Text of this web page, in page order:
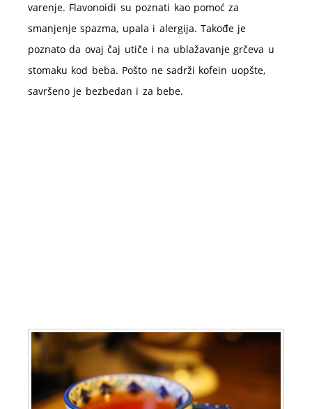
varenje. Flavonoidi su poznati kao pomoć za
smanjenje spazma, upala i alergija. Takođe je
poznato da ovaj čaj utiče i na ublažavanje grčeva u
stomaku kod beba. Pošto ne sadrži kofein uopšte,
savršeno je bezbedan i za bebe.